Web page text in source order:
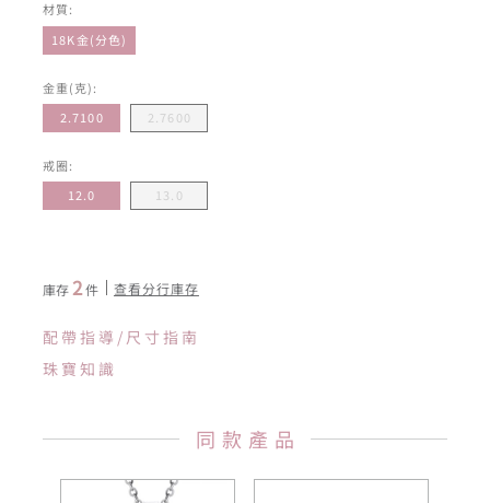
材質:
18K金(分色)
金重(克):
2.7100
2.7600
戒圈:
12.0
13.0
庫存2件 查看分行庫存
配帶指導/尺寸指南
珠寶知識
同款產品